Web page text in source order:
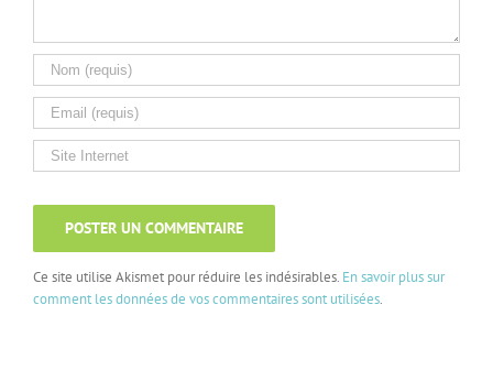
Ce site utilise Akismet pour réduire les indésirables. En savoir plus sur
comment les données de vos commentaires sont utilisées.